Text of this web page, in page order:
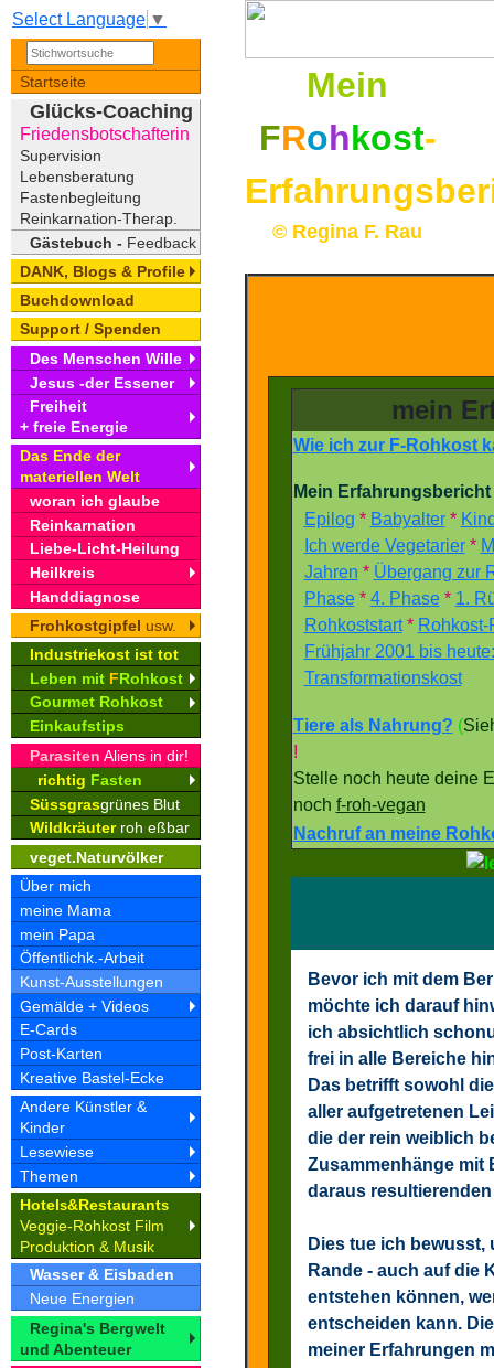
Select Language ▼
Startseite
Glücks-Coaching
Friedensbotschafterin
Supervision
Lebensberatung
Fastenbegleitung
Reinkarnation-Therap.
Gästebuch - Feedback
DANK, Blogs & Profile
Buchdownload
Support / Spenden
Des Menschen Wille
Jesus -der Essener
Freiheit
+ freie Energie
Das Ende der
materiellen Welt
woran ich glaube
Reinkarnation
Liebe-Licht-Heilung
Heilkreis
Handdiagnose
Frohkostgipfel usw.
Industriekost ist tot
Leben mit FRohkost
Gourmet Rohkost
Einkaufstips
Parasiten Aliens in dir!
richtig Fasten
Süssgrasgrünes Blut
Wildkräuterroh eßbar
veget.Naturvölker
Über mich
meine Mama
mein Papa
Öffentlichk.-Arbeit
Kunst-Ausstellungen
Gemälde + Videos
E-Cards
Post-Karten
Kreative Bastel-Ecke
Andere Künstler &
Kinder
Lesewiese
Themen
Hotels&Restaurants
Veggie-Rohkost Film
Produktion & Musik
Wasser & Eisbaden
Neue Energien
Regina's Bergwelt
und Abenteuer
Mein
FRohkost-
© Regina F. Rau
mein
Wie ich zur F-Rohkost
Mein
Epilog * Babyalter *
Ich werde Vegetarier *
Jahren * Übergang zur
Phase * 4. Phase * 1.
Rohkoststart * Rohkost-
Frühjahr 2001 bis
Transformationskost
Tiere als Nahrung? (
!
Stelle noch heute deine
noch f-roh-vegan
Nachruf an meine
Bevor ich mit dem
möchte ich darauf
ich absichtlich
frei in alle Bereiche
Das betrifft sowohl
aller aufgetretenen
die der rein weiblich
Zusammenhänge mit
daraus
Dies tue ich bewusst,
Rande - auch auf die
entstehen können,
entscheiden kann.
meiner Erfahrungen